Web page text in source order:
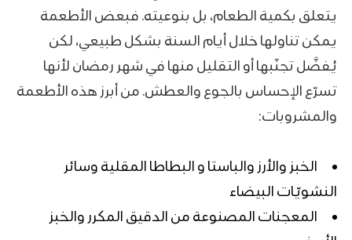
يتعلق بكمية الطعام، بل بنوعيته. فبعض الأطعمة
يمكن تناولها خلال أيام السنة بشكل طبيعي، لكن
يُفضَّل تجنّبها أو التقليل منها في شهر رمضان لأنها
تسرّع الإحساس بالجوع والعطش. من أبرز هذه الأطعمة
والمشروبات:
الخبز والأرز والباستا و البطاطا المقلية وسائر
النشويّات البيضاء
المعجنات المصنوعة من الدقيق المكرر والخبز